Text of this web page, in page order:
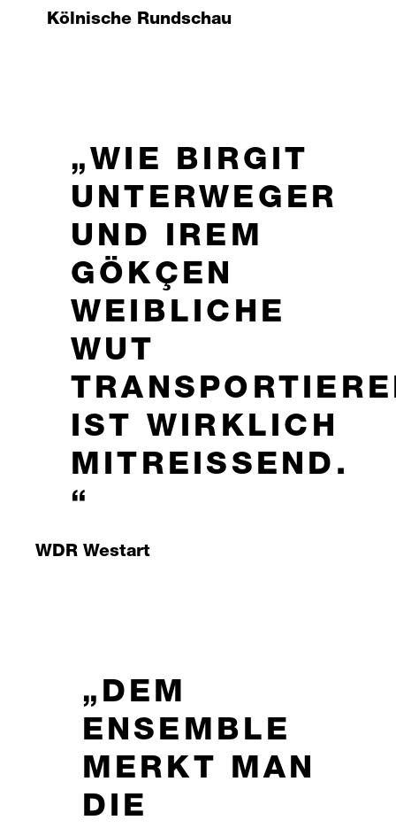
Kölnische Rundschau
WIE BIRGIT
UNTERWEGER
UND IREM
GÖKÇEN
WEIBLICHE
WUT
IST WIRKLICH
MITREISSEND.
WDR Westart
DEM
ENSEMBLE
MERKT MAN
DIE